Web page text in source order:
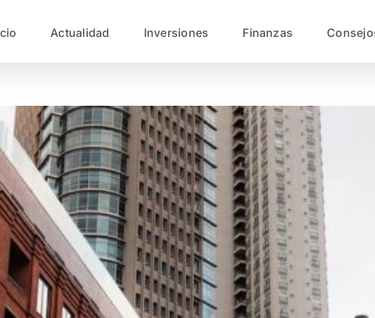
Actualidad Inversiones Finanzas